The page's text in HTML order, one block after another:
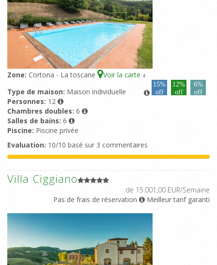
Zone: Cortona - La toscane Voir la carte 4
15%
off
12%
off
6%
off
Type de maison: Maison individuelle
Personnes: 12
Chambres doubles: 6
Salles de bains: 6
Piscine: Piscine privée
Evaluation: 10/10 basé sur 3 commentaires
Villa Ciggiano
de 15.001,00 EUR/Semaine
Pas de frais de réservation
Meilleur tarif garanti